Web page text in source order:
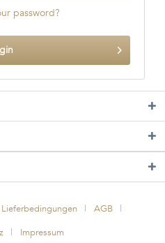
password?
AGB
Impressum